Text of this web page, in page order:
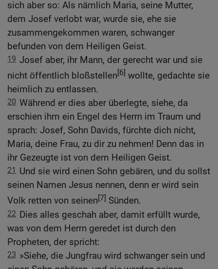
sich aber so: Als nämlich Maria, seine Mutter,
dem Josef verlobt war, wurde sie, ehe sie
zusammengekommen waren, schwanger
befunden von dem Heiligen Geist.
19 Josef aber, ihr Mann, der gerecht war und sie
nicht öffentlich bloßstellen[6] wollte, gedachte sie
heimlich zu entlassen.
20 Während er dies aber überlegte, siehe, da
erschien ihm ein Engel des Herrn im Traum und
sprach: Josef, Sohn Davids, fürchte dich nicht,
Maria, deine Frau, zu dir zu nehmen! Denn das in
ihr Gezeugte ist von dem Heiligen Geist.
21 Und sie wird einen Sohn gebären, und du sollst
seinen Namen Jesus nennen, denn er wird sein
Volk retten von seinen[7] Sünden.
22 Dies alles geschah aber, damit erfüllt wurde,
was von dem Herrn geredet ist durch den
Propheten, der spricht:
23 »Siehe, die Jungfrau wird schwanger sein und